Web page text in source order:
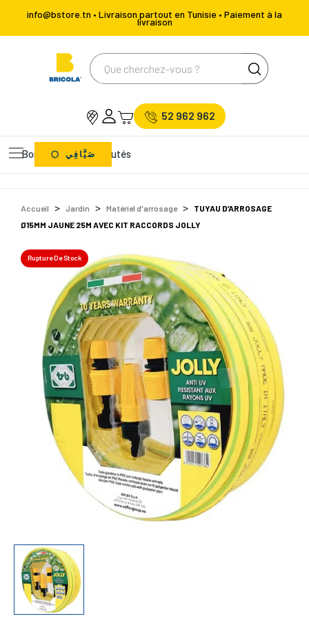
info@bstore.tn • Livraison partout en Tunisie • Paiement à la
livraison
52 962 962
Bons Plans Nouveautés
صَيَّافِي
Accueil Jardin Matériel d'arrosage
TUYAU D’ARROSAGE
Ø15MM JAUNE 25M AVEC KIT RACCORDS JOLLY
Rupture De Stock